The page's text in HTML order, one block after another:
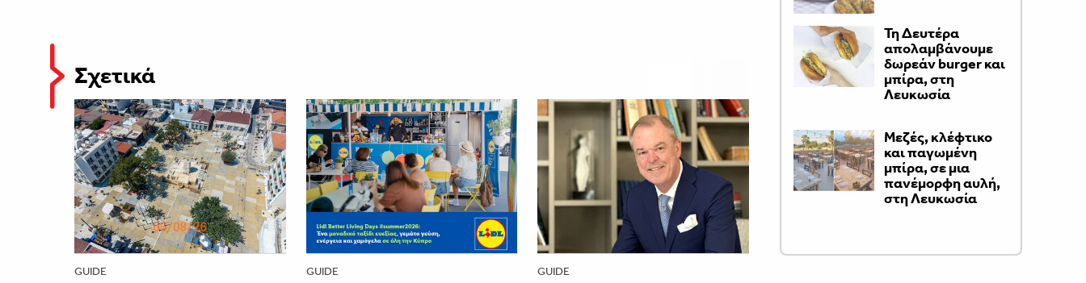
Σχετικά
GUIDE GUIDE GUIDE
Τη Δευτέρα
απολαμβάνουμε
δωρεάν burger και
μπίρα, στη
Λευκωσία
Μεζές, κλέφτικο
και παγωμένη
μπίρα, σε μια
πανέμορφη αυλή,
στη Λευκωσία